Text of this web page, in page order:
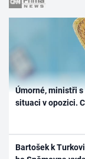
Úmorné, ministři
situaci v opozici.
Bartošek k